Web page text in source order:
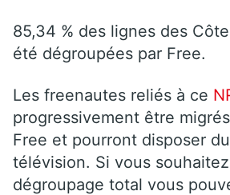
85,34 % des lignes des
été dégroupées par Free.
Les freenautes reliés à ce
progressivement être
Free et pourront disposer
télévision. Si vous
dégroupage total vous